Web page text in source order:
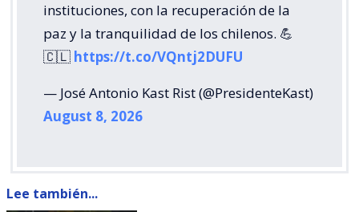
instituciones, con la recuperación de la
paz y la tranquilidad de los chilenos. 💪
🇨🇱 https://t.co/VQntj2DUFU
— José Antonio Kast Rist (@PresidenteKast)
August 8, 2026
Lee también...